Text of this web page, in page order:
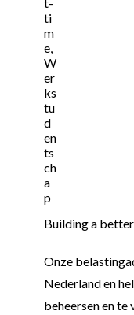
ti
m
e,
W
er
ks
tu
d
en
ts
ch
a
p
Building a
Onze
Nederland en
beheersen en